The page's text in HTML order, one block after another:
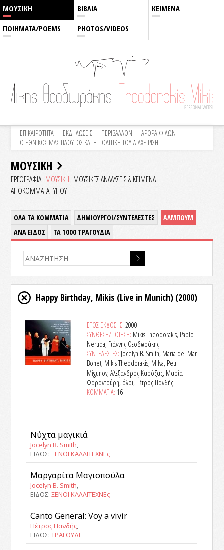
ΜΟΥΣΙΚΗ ΒΙΒΛΙΑ ΚΕΙΜΕΝΑ
ΠΟΙΗΜΑΤΑ/POEMS PHOTOS/VIDEOS
ΕΠΙΚΑΙΡΟΤΗΤΑ ΕΚΔΗΛΩΣΕΙΣ ΠΕΡΙΒΑΛΛΟΝ
ΑΡΘΡΑ ΦΙΛΩΝ
Ο ΕΘΝΙΚΟΣ ΜΑΣ ΠΛΟΥΤΟΣ ΚΑΙ Η ΠΟΛΙΤΙΚΗ ΤΟΥ ΔΙΑΧΕΙΡΙΣΗ
ΜΟΥΣΙΚΗ
ΕΡΓΟΓΡΑΦΙΑ ΜΟΥΣΙΚΗ ΜΟΥΣΙΚΕΣ ΑΝΑΛΥΣΕΙΣ & KEIMENA
ΑΠΟΚΟΜΜΑΤΑ ΤΥΠΟΥ
ΟΛΑ ΤΑ ΚΟΜΜΑΤΙΑ ΔΗΜΙΟΥΡΓΟΙ/ΣΥΝΤΕΛΕΣΤΕΣ
ΑΛΜΠΟΥΜ
ΑΝΑ ΕΙΔΟΣ
ΤΑ 1000 ΤΡΑΓΟΥΔΙΑ
Happy Birthday, Mikis (Live in Munich) (2000)
ΕΤΟΣ ΕΚΔΟΣΗΣ: 2000
ΣΥΝΘΕΣΗ/ΠΟΙΗΣΗ: Mikis Theodorakis, Pablo
Neruda, Γιάννης Θεοδωράκης
ΣΥΝΤΕΛΕΣΤΕΣ: Jocelyn B. Smith, Maria del Mar
Bonet, Mikis Theodorakis, Milva, Petr
Migunov, Αλέξανδρος Καρόζας, Μαρία
Φαραντούρη, όλοι, Πέτρος Πανδής
ΚΟΜΜΑΤΙΑ: 16
Νύχτα μαγικιά
Jocelyn B. Smith,
ΕΙΔΟΣ:ΞΕΝΟΙ ΚΑΛΛΙΤΕΧΝΕς
Μαργαρίτα Μαγιοπούλα
Jocelyn B. Smith,
ΕΙΔΟΣ:ΞΕΝΟΙ ΚΑΛΛΙΤΕΧΝΕς
Canto General: Voy a vivir
Πέτρος Πανδής,
ΕΙΔΟΣ:ΤΡΑΓΟΥΔΙ